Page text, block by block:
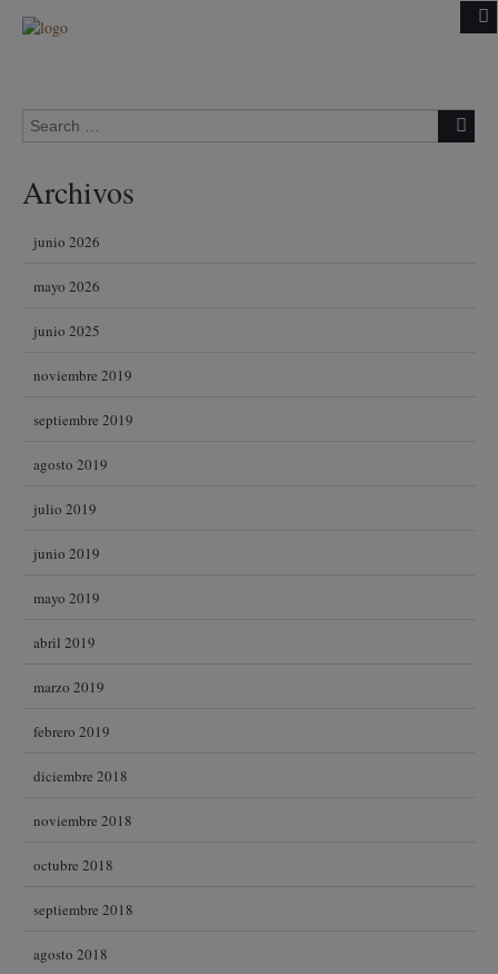
Search for:
Archivos
junio 2026
mayo 2026
junio 2025
noviembre 2019
septiembre 2019
agosto 2019
julio 2019
junio 2019
mayo 2019
abril 2019
marzo 2019
febrero 2019
diciembre 2018
noviembre 2018
octubre 2018
septiembre 2018
agosto 2018